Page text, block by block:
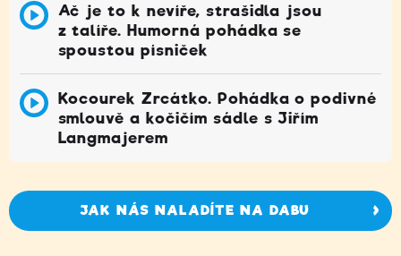
Ač je to k nevíře, strašidla jsou
z talíře. Humorná pohádka se
spoustou písniček
Kocourek Zrcátko. Pohádka o podivné
smlouvě a kočičím sádle s Jiřím
Langmajerem
JAK NÁS NALADÍTE NA DABU